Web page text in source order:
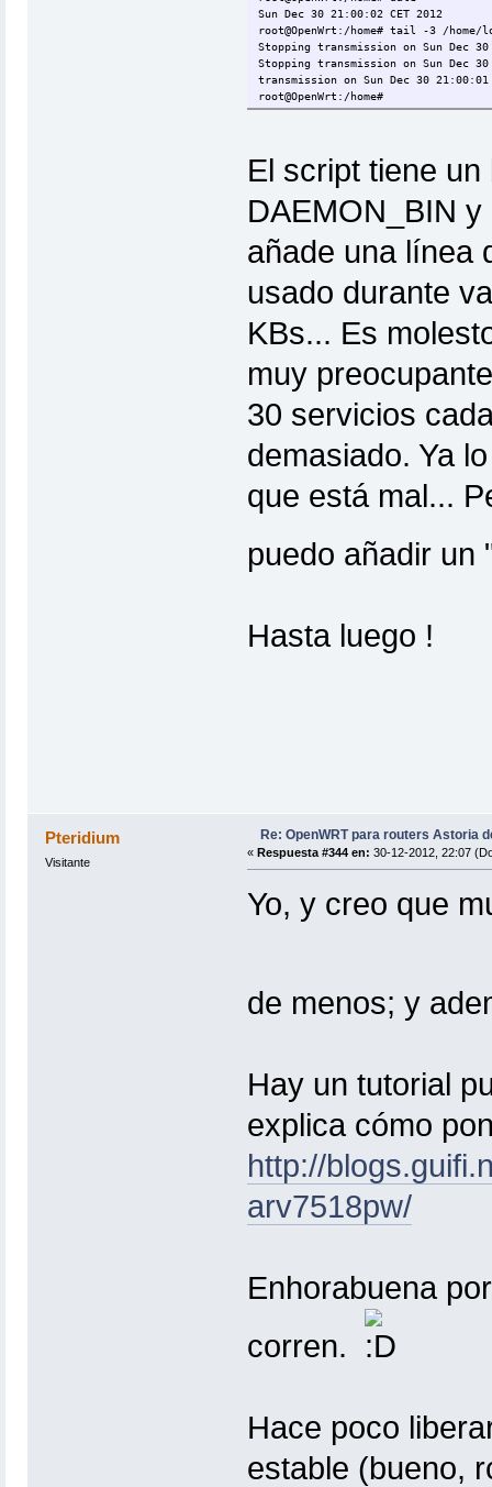
Sun Dec 30 21:00:02 CET 2012
root@OpenWrt:/home# tail -3 /home/
Stopping transmission on Sun Dec 30
Stopping transmission on Sun Dec 30
transmission on Sun Dec 30 21:00:01
root@OpenWrt:/home#
El script tiene
DAEMON_BIN
añade una línea
usado durante
KBs... Es
muy
30 servicios
demasiado. Ya
que está mal...
puedo añadir
Hasta luego !
Pteridium
Visitante
Re: OpenWRT para routers Astoria
« Respuesta #344 en: 30-12-2012, 22:07
Yo, y creo que
de menos; y
Hay un tutorial
explica cómo
http://
arv7518pw/
Enhorabuena
corren.
Hace poco
estable (bueno,